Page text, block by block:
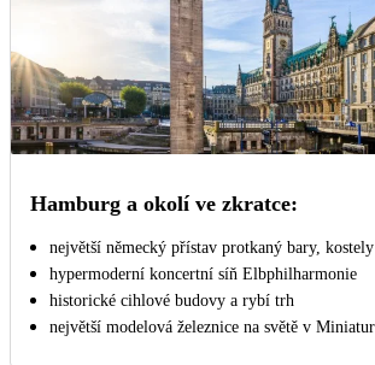
Hamburg a okolí ve zkratce:
největší německý přístav protkaný bary,
hypermoderní koncertní síň Elbphilharmonie
historické cihlové budovy a rybí trh
největší modelová železnice na světě v